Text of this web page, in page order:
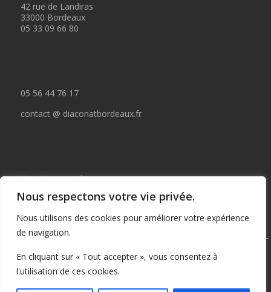
Nous respectons votre vie privée.
Nous utilisons des cookies pour améliorer votre expérience
de navigation.
En cliquant sur « Tout accepter », vous consentez à
l'utilisation de ces cookies.
42 rue de Landiras
33000 Bordeaux
05 33 09 66 80
05 56 44 76 17
contact @ diaconatbordeaux.fr
Horaires accueil :
du lundi au jeudi de 09:00 à 12:30
et de 14:00 à 17:00
Tous droits réservés © depuis 2015 : Il est interdit de copier ou
publier tout ou partie de ce contenu sans autorisation préalable
écrite du Diaconat